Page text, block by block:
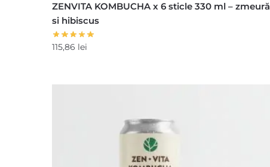
ZENVITA KOMBUCHA x 6 sticle 330 ml – zmeură
si hibiscus
115,86 lei